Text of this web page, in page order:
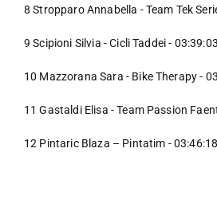
8 Stropparo Annabella - Team Tek
9 Scipioni Silvia - Cicli Taddei -
10 Mazzorana Sara - Bike Therapy -
11 Gastaldi Elisa - Team Passion
12 Pintaric Blaza – Pintatim -